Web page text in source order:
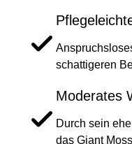
schattigeren
Moderates
Durch sein
das Giant